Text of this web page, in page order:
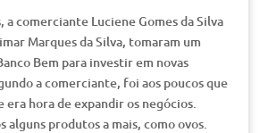
a comerciante Luciene Gomes da Silva
Marques da Silva, tomaram um
Bem para investir em novas
a comerciante, foi aos poucos que
era hora de expandir os negócios.
alguns produtos a mais, como ovos.